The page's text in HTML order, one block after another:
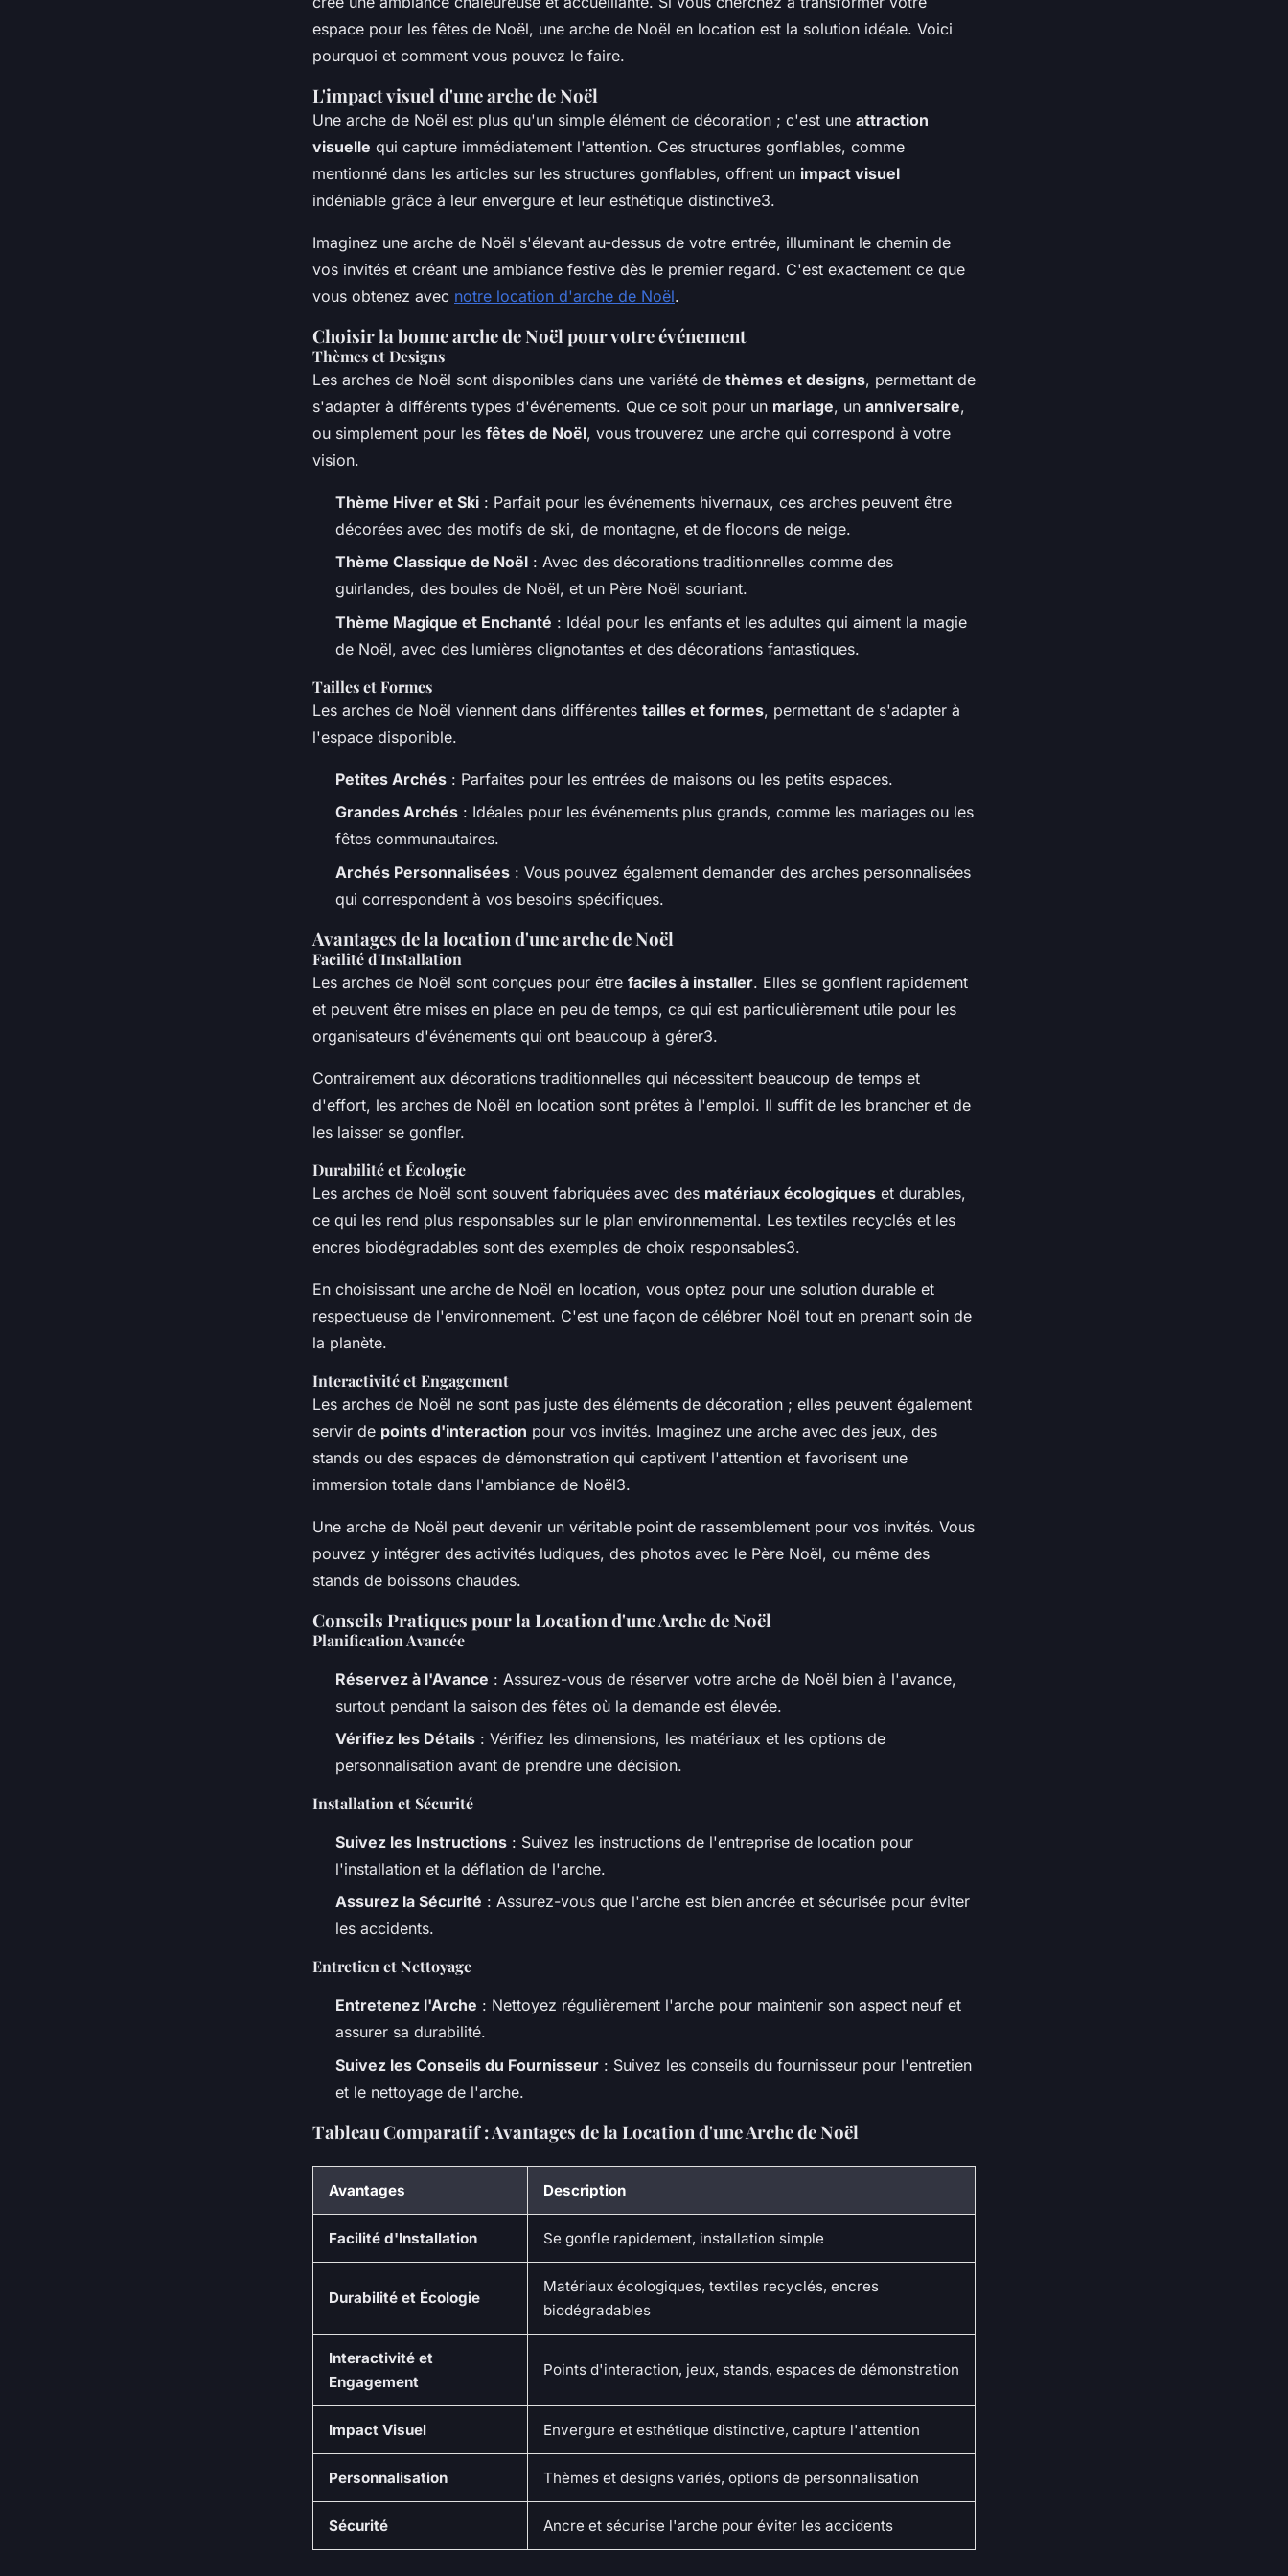
espace pour les fêtes de Noël, une arche de Noël en location est la solution idéale. Voici
pourquoi et comment vous pouvez le faire.
L'impact visuel d'une arche de Noël
Une arche de Noël est plus qu'un simple élément de décoration ; c'est une attraction
visuelle qui capture immédiatement l'attention. Ces structures gonflables, comme
mentionné dans les articles sur les structures gonflables, offrent un impact visuel
indéniable grâce à leur envergure et leur esthétique distinctive3.
Imaginez une arche de Noël s'élevant au-dessus de votre entrée, illuminant le chemin de
vos invités et créant une ambiance festive dès le premier regard. C'est exactement ce que
vous obtenez avec notre location d'arche de Noël.
Choisir la bonne arche de Noël pour votre événement
Thèmes et Designs
Les arches de Noël sont disponibles dans une variété de thèmes et designs, permettant de
s'adapter à différents types d'événements. Que ce soit pour un mariage, un anniversaire,
ou simplement pour les fêtes de Noël, vous trouverez une arche qui correspond à votre
vision.
Thème Hiver et Ski : Parfait pour les événements hivernaux, ces arches peuvent être
décorées avec des motifs de ski, de montagne, et de flocons de neige.
Thème Classique de Noël : Avec des décorations traditionnelles comme des
guirlandes, des boules de Noël, et un Père Noël souriant.
Thème Magique et Enchanté : Idéal pour les enfants et les adultes qui aiment la magie
de Noël, avec des lumières clignotantes et des décorations fantastiques.
Tailles et Formes
Les arches de Noël viennent dans différentes tailles et formes, permettant de s'adapter à
l'espace disponible.
Petites Archés : Parfaites pour les entrées de maisons ou les petits espaces.
Grandes Archés : Idéales pour les événements plus grands, comme les mariages ou les
fêtes communautaires.
Archés Personnalisées : Vous pouvez également demander des arches personnalisées
qui correspondent à vos besoins spécifiques.
Avantages de la location d'une arche de Noël
Facilité d'Installation
Les arches de Noël sont conçues pour être faciles à installer. Elles se gonflent rapidement
et peuvent être mises en place en peu de temps, ce qui est particulièrement utile pour les
organisateurs d'événements qui ont beaucoup à gérer3.
Contrairement aux décorations traditionnelles qui nécessitent beaucoup de temps et
d'effort, les arches de Noël en location sont prêtes à l'emploi. Il suffit de les brancher et de
les laisser se gonfler.
Durabilité et Écologie
Les arches de Noël sont souvent fabriquées avec des matériaux écologiques et durables,
ce qui les rend plus responsables sur le plan environnemental. Les textiles recyclés et les
encres biodégradables sont des exemples de choix responsables3.
En choisissant une arche de Noël en location, vous optez pour une solution durable et
respectueuse de l'environnement. C'est une façon de célébrer Noël tout en prenant soin de
la planète.
Interactivité et Engagement
Les arches de Noël ne sont pas juste des éléments de décoration ; elles peuvent également
servir de points d'interaction pour vos invités. Imaginez une arche avec des jeux, des
stands ou des espaces de démonstration qui captivent l'attention et favorisent une
immersion totale dans l'ambiance de Noël3.
Une arche de Noël peut devenir un véritable point de rassemblement pour vos invités. Vous
pouvez y intégrer des activités ludiques, des photos avec le Père Noël, ou même des
stands de boissons chaudes.
Conseils Pratiques pour la Location d'une Arche de Noël
Planification Avancée
Réservez à l'Avance : Assurez-vous de réserver votre arche de Noël bien à l'avance,
surtout pendant la saison des fêtes où la demande est élevée.
Vérifiez les Détails : Vérifiez les dimensions, les matériaux et les options de
personnalisation avant de prendre une décision.
Installation et Sécurité
Suivez les Instructions : Suivez les instructions de l'entreprise de location pour
l'installation et la déflation de l'arche.
Assurez la Sécurité : Assurez-vous que l'arche est bien ancrée et sécurisée pour éviter
les accidents.
Entretien et Nettoyage
Entretenez l'Arche : Nettoyez régulièrement l'arche pour maintenir son aspect neuf et
assurer sa durabilité.
Suivez les Conseils du Fournisseur : Suivez les conseils du fournisseur pour l'entretien
et le nettoyage de l'arche.
Tableau Comparatif : Avantages de la Location d'une Arche de Noël
Avantages Description
Facilité d'Installation Se gonfle rapidement, installation simple
Durabilité et Écologie
Matériaux écologiques, textiles recyclés, encres
biodégradables
Interactivité et
Engagement
Points d'interaction, jeux, stands, espaces de démonstration
Impact Visuel Envergure et esthétique distinctive, capture l'attention
Personnalisation Thèmes et designs variés, options de personnalisation
Sécurité Ancre et sécurise l'arche pour éviter les accidents